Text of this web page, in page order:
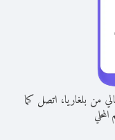
من بلغاريا، اتصل كما
المحلي